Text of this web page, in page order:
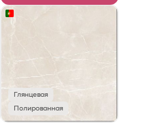
Глянцевая
Полированная